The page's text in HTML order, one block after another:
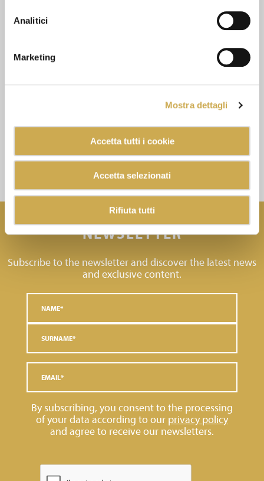
Analitici
Marketing
Mostra dettagli
Accetta tutti i cookie
Accetta selezionati
Rifiuta tutti
NEWSLETTER
Subscribe to the newsletter and discover the latest news
and exclusive content.
By subscribing, you consent to the processing
of your data according to our privacy policy
and agree to receive our newsletters.